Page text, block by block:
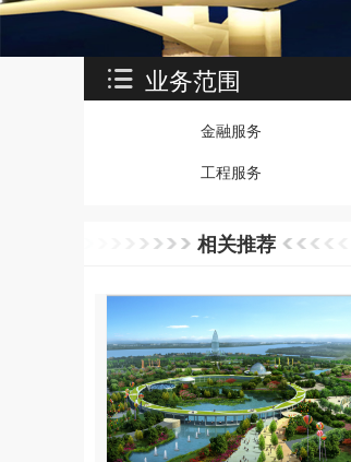
业务范围
金融服务
- 商票
- 地方专项债
- 供应链金融
工程服务
- 亮化工程
- LED显示屏
- 雕塑工程
相关推荐